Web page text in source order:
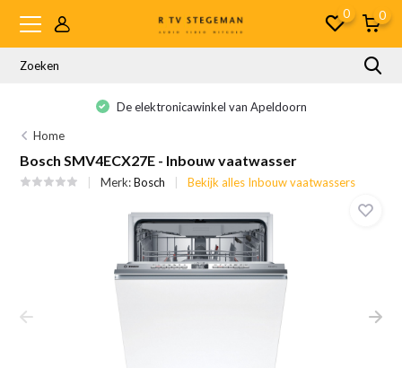
0 0
De elektronicawinkel van Apeldoorn
Home
Bosch SMV4ECX27E - Inbouw vaatwasser
Merk:Bosch Bekijk alles Inbouw vaatwassers